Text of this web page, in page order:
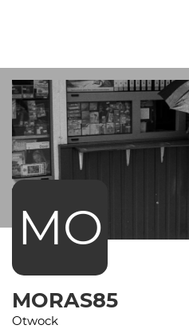
MO
MORAS85
Otwock